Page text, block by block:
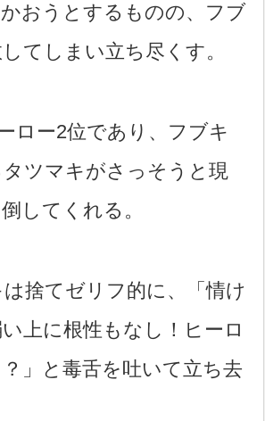
おうとするものの、フブ
てしまい立ち尽くす。
ロー2位であり、フブキ
ツマキがさっそうと現
してくれる。
捨てゼリフ的に、「情け
上に根性もなし！ヒーロ
」と毒舌を吐いて立ち去